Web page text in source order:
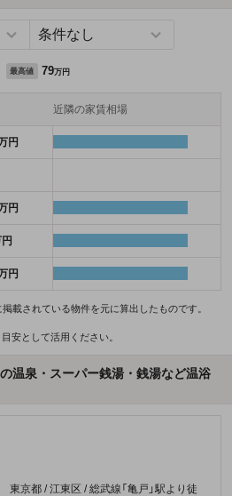
最高値 79万円
近隣の家賃相場
円
円
円
載されている物件を元に算出したものです。
安として活用ください。
温泉・スーパー銭湯・銭湯など温浴
東京都 / 江東区 / 総武線「亀戸」駅より徒